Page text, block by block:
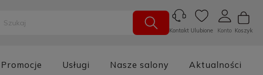
Koszyk
Konto
Ulubione
Kontakt
Promocje Usługi Nasze salony Aktualności